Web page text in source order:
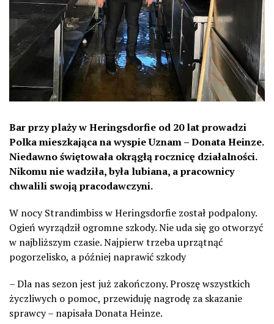
Bar przy plaży w Heringsdorfie od 20 lat prowadzi
Polka mieszkająca na wyspie Uznam – Donata Heinze.
Niedawno świętowała okrągłą rocznicę działalności.
Nikomu nie wadziła, była lubiana, a pracownicy
chwalili swoją pracodawczyni.
W nocy Strandimbiss w Heringsdorfie został podpalony.
Ogień wyrządził ogromne szkody. Nie uda się go otworzyć
w najbliższym czasie. Najpierw trzeba uprzątnąć
pogorzelisko, a później naprawić szkody
– Dla nas sezon jest już zakończony. Proszę wszystkich
życzliwych o pomoc, przewiduję nagrodę za skazanie
sprawcy – napisała Donata Heinze.